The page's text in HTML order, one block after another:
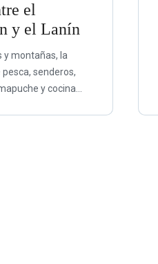
el
y el Lanín
y montañas, la
senderos,
y cocina...